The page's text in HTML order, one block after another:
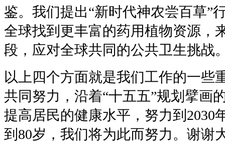
鉴。我们提出“新时代神农尝百草”
全球找到更丰富的药用植物资源，
段，应对全球共同的公共卫生挑战
以上四个方面就是我们工作的一些
共同努力，沿着“十五五”规划擘画
提高居民的健康水平，努力到2030
到80岁，我们将为此而努力。谢谢